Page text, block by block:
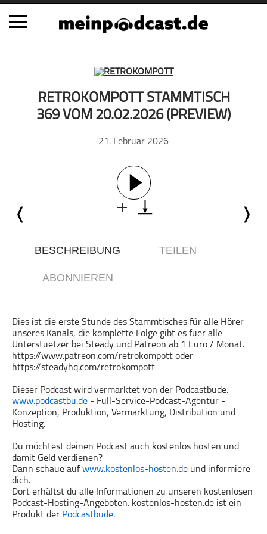
Alle Podcasts
Automobil
Fiktion
Geschichte
Gesellschaft & Kultur
Haustiere
Heim & Garten
Hobbys & Interessen
Immobilien
Karriere
Kinder & Familie
Kunst & Unterhaltung
Nachrichten
Persönliche Finanzen
Politik & Regierung
Recht, Regierung & Politik
RETROKOMPOTT STAMMTISCH
369 VOM 20.02.2026 (PREVIEW)
21. Februar 2026
BESCHREIBUNG TEILEN
ABONNIEREN
Dies ist die erste Stunde des Stammtisches für alle Hörer
unseres Kanals, die komplette Folge gibt es fuer alle
Unterstuetzer bei Steady und Patreon ab 1 Euro / Monat.
https://www.patreon.com/retrokompott oder
https://steadyhq.com/retrokompott
Dieser Podcast wird vermarktet von der Podcastbude.
www.podcastbu.de - Full-Service-Podcast-Agentur -
Konzeption, Produktion, Vermarktung, Distribution und
Hosting.
Du möchtest deinen Podcast auch kostenlos hosten und
damit Geld verdienen?
Dann schaue auf www.kostenlos-hosten.de und informiere
dich.
Dort erhältst du alle Informationen zu unseren kostenlosen
Podcast-Hosting-Angeboten. kostenlos-hosten.de ist ein
Produkt der Podcastbude.